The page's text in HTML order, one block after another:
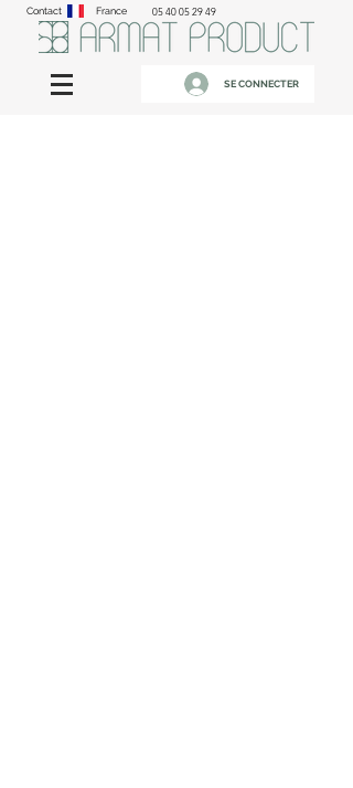
Contact France 05 40 05 29 49
SE CONNECTER